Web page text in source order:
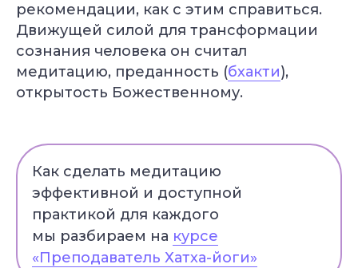
рекомендации, как с этим справиться.
Движущей силой для трансформации
сознания человека он считал
медитацию, преданность (бхакти),
открытость Божественному.
Как сделать медитацию
эффективной и доступной
практикой для каждого
мы разбираем на курсе
«Преподаватель Хатха-йоги»